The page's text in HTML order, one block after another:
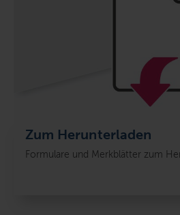
Zum Herunterladen
Formulare und Merkblätter zum